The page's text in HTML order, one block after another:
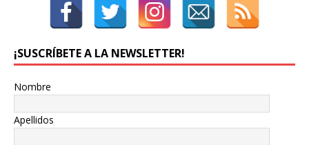
¡SUSCRÍBETE A LA NEWSLETTER!
Nombre
Apellidos